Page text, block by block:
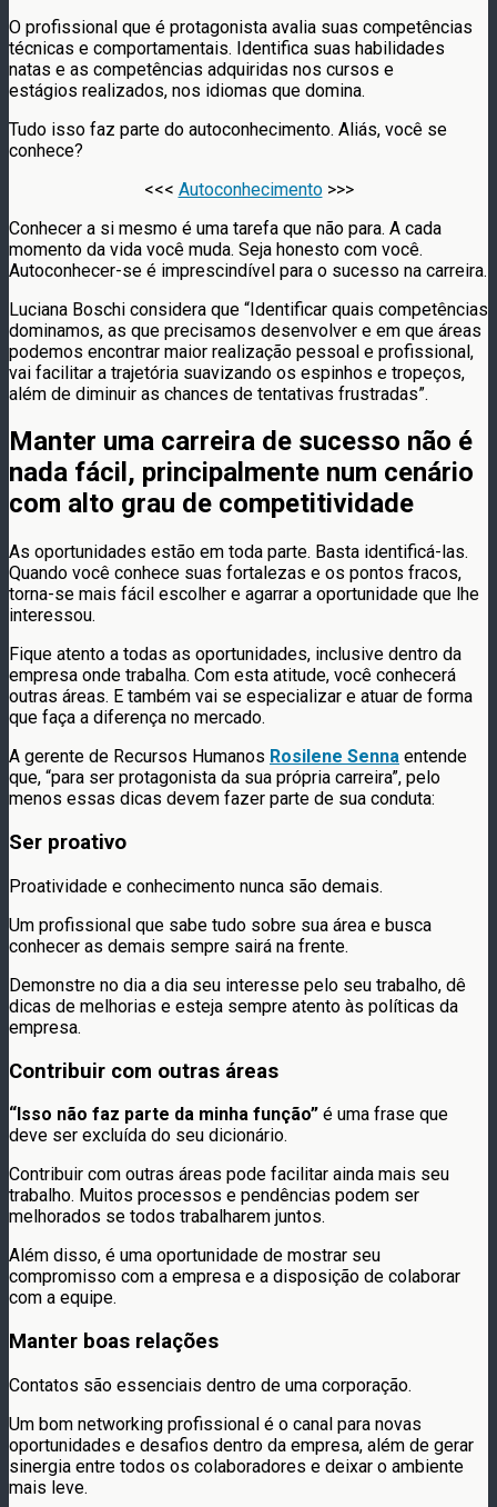
O profissional que é protagonista avalia suas competências
técnicas e comportamentais. Identifica suas habilidades
natas e as competências adquiridas nos cursos e
estágios realizados, nos idiomas que domina.
Tudo isso faz parte do autoconhecimento. Aliás, você se
conhece?
<<< Autoconhecimento>>>
Conhecer a si mesmo é uma tarefa que não para. A cada
momento da vida você muda. Seja honesto com você.
Autoconhecer-se é imprescindível para o sucesso na carreira.
Luciana Boschi considera que “Identificar quais competências
dominamos, as que precisamos desenvolver e em que áreas
podemos encontrar maior realização pessoal e profissional,
vai facilitar a trajetória suavizando os espinhos e tropeços,
além de diminuir as chances de tentativas frustradas”.
Manter uma carreira de sucesso não é
nada fácil, principalmente num cenário
com alto grau de competitividade
As oportunidades estão em toda parte. Basta identificá-las.
Quando você conhece suas fortalezas e os pontos fracos,
torna-se mais fácil escolher e agarrar a oportunidade que lhe
interessou.
Fique atento a todas as oportunidades, inclusive dentro da
empresa onde trabalha. Com esta atitude, você conhecerá
outras áreas. E também vai se especializar e atuar de forma
que faça a diferença no mercado.
A gerente de Recursos Humanos Rosilene Senna entende
que, “para ser protagonista da sua própria carreira”, pelo
menos essas dicas devem fazer parte de sua conduta:
Ser proativo
Proatividade e conhecimento nunca são demais.
Um profissional que sabe tudo sobre sua área e busca
conhecer as demais sempre sairá na frente.
Demonstre no dia a dia seu interesse pelo seu trabalho, dê
dicas de melhorias e esteja sempre atento às políticas da
empresa.
Contribuir com outras áreas
“Isso não faz parte da minha função” é uma frase que
deve ser excluída do seu dicionário.
Contribuir com outras áreas pode facilitar ainda mais seu
trabalho. Muitos processos e pendências podem ser
melhorados se todos trabalharem juntos.
Além disso, é uma oportunidade de mostrar seu
compromisso com a empresa e a disposição de colaborar
com a equipe.
Manter boas relações
Contatos são essenciais dentro de uma corporação.
Um bom networking profissional é o canal para novas
oportunidades e desafios dentro da empresa, além de gerar
sinergia entre todos os colaboradores e deixar o ambiente
mais leve.